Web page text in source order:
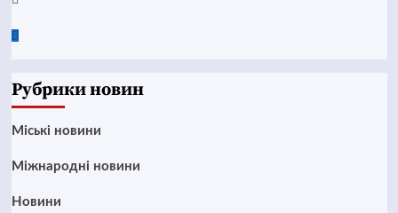
Google
Рубрики новин
Mіські новини
Міжнародні новини
Новини